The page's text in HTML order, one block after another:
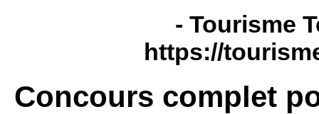
- Tourisme
https://
Concours complet